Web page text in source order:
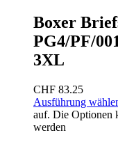
Boxer
PG4/PF/
3XL
CHF 83.25
Ausführung
auf. Die Optionen
werden